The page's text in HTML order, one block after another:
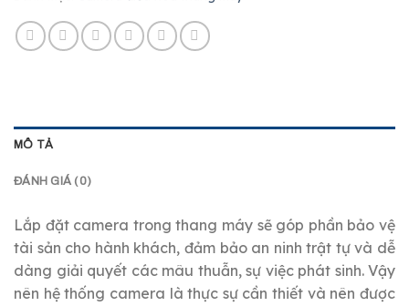
MÔ TẢ
ĐÁNH GIÁ (0)
Lắp đặt camera trong thang máy sẽ góp phần bảo vệ
tài sản cho hành khách, đảm bảo an ninh trật tự và dễ
dàng giải quyết các mâu thuẫn, sự việc phát sinh. Vậy
nên hệ thống camera là thực sự cần thiết và nên được